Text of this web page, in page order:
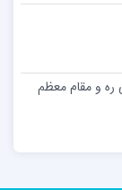
ره و مقام معظم